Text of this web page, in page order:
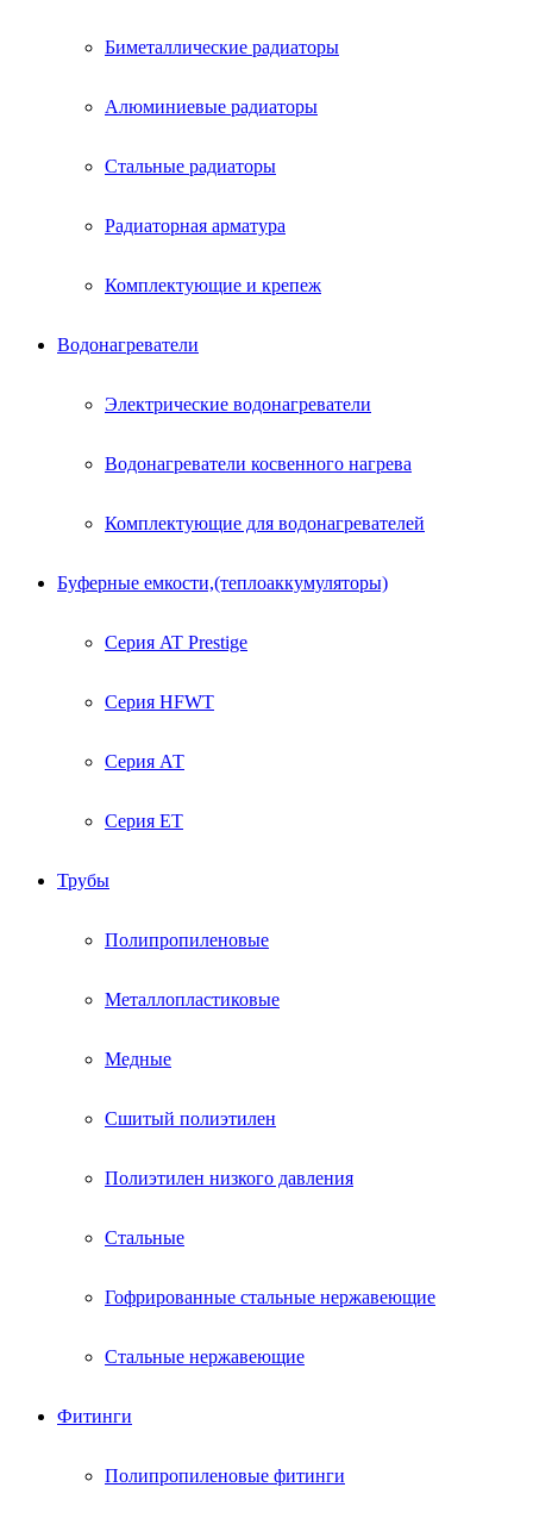
Биметаллические радиаторы
Алюминиевые радиаторы
Стальные радиаторы
Радиаторная арматура
Комплектующие и крепеж
Водонагреватели
Электрические водонагреватели
Водонагреватели косвенного нагрева
Комплектующие для водонагревателей
Буферные емкости,(теплоаккумуляторы)
Серия AT Prestige
Серия HFWT
Серия АТ
Серия ЕТ
Трубы
Полипропиленовые
Металлопластиковые
Медные
Сшитый полиэтилен
Полиэтилен низкого давления
Стальные
Гофрированные стальные нержавеющие
Стальные нержавеющие
Фитинги
Полипропиленовые фитинги